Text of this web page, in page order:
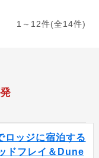
1～12件(全14件)
ロッジに宿泊する
ドフレイ＆Dune